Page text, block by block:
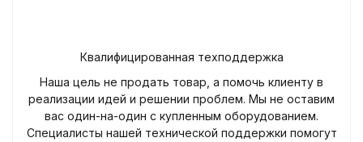
Квалифицированная техподдержка
Наша цель не продать товар, а помочь клиенту в
реализации идей и решении проблем. Мы не оставим
вас один-на-один с купленным оборудованием.
Специалисты нашей технической поддержки помогут